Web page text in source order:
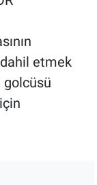
dahil etmek
golcüsü